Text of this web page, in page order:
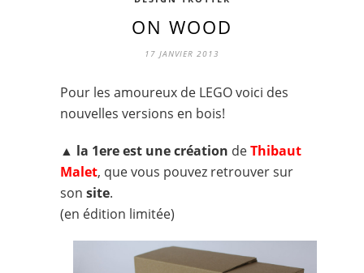
ON WOOD
17 JANVIER 2013
Pour les amoureux de LEGO voici des
nouvelles versions en bois!
▲ la 1ere est une création deThibaut
Malet, que vous pouvez retrouver sur
son site.
(en édition limitée)